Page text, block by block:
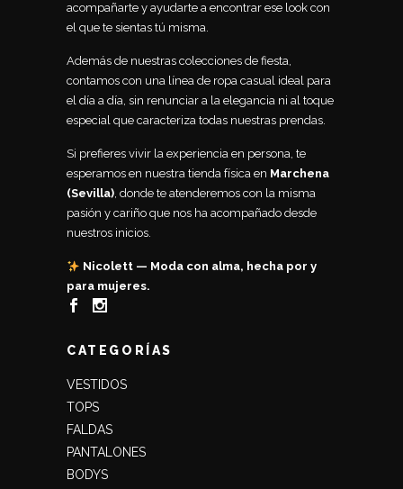
acompañarte y ayudarte a encontrar ese look con
el que te sientas tú misma.
Además de nuestras colecciones de fiesta,
contamos con una línea de ropa casual ideal para
el día a día, sin renunciar a la elegancia ni al toque
especial que caracteriza todas nuestras prendas.
Si prefieres vivir la experiencia en persona, te
esperamos en nuestra tienda física en Marchena
(Sevilla), donde te atenderemos con la misma
pasión y cariño que nos ha acompañado desde
nuestros inicios.
Nicolett — Moda con alma, hecha por y
para mujeres.
CATEGORÍAS
VESTIDOS
TOPS
FALDAS
PANTALONES
BODYS